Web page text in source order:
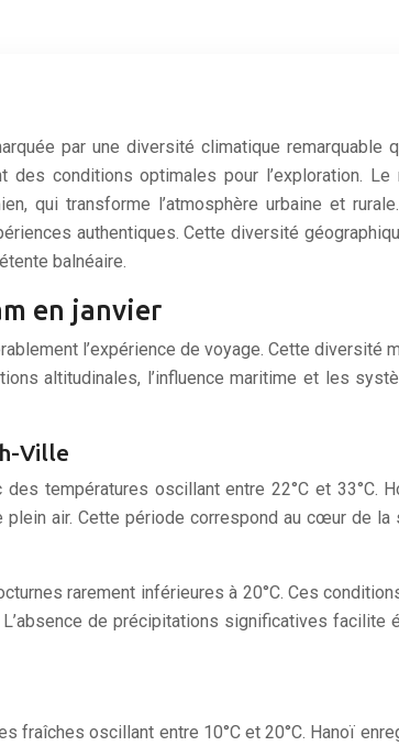
par une diversité climatique remarquable
conditions optimales pour l’exploration.
qui transforme l’atmosphère urbaine et
authentiques. Cette diversité
balnéaire.
en janvier
l’expérience de voyage. Cette diversité
altitudinales, l’influence maritime et les
Ville
températures oscillant entre 22°C et 33°C.
air. Cette période correspond au cœur de
rarement inférieures à 20°C. Ces
de précipitations significatives
fraîches oscillant entre 10°C et 20°C. Hanoï